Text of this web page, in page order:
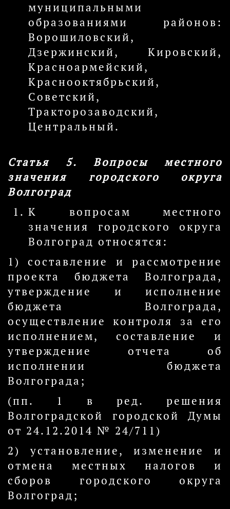
муниципальными
образованиями районов:
Ворошиловский,
Дзержинский, Кировский,
Красноармейский,
Краснооктябрьский,
Советский,
Тракторозаводский,
Центральный.
Статья 5. Вопросы местного
значения городского округа
Волгоград
К вопросам местного
значения городского округа
Волгоград относятся:
1) составление и рассмотрение
проекта бюджета Волгограда,
утверждение и исполнение
бюджета Волгограда,
осуществление контроля за его
исполнением, составление и
утверждение отчета об
исполнении бюджета
Волгограда;
(пп. 1 в ред. решения
Волгоградской городской Думы
от 24.12.2014 № 24/711)
2) установление, изменение и
отмена местных налогов и
сборов городского округа
Волгоград;